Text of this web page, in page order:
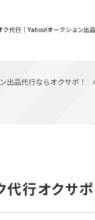
ク代行｜Yahoo!オークション出
出品代行ならオクサポ！
代行オクサ